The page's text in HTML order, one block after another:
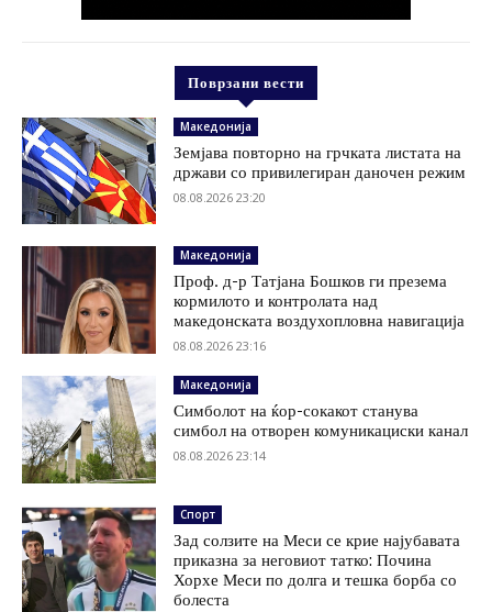
Поврзани вести
Македонија
Земјава повторно на грчката листата на
држави со привилегиран даночен режим
08.08.2026 23:20
Македонија
Проф. д-р Татјана Бошков ги презема
кормилото и контролата над
македонската воздухопловна навигација
08.08.2026 23:16
Македонија
Симболот на ќор-сокакот станува
симбол на отворен комуникациски канал
08.08.2026 23:14
Спорт
Зад солзите на Меси се крие најубавата
приказна за неговиот татко: Почина
Хорхе Меси по долга и тешка борба со
болеста